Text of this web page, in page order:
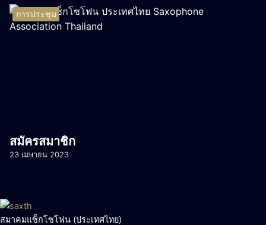
การประชุม
สมัครสมาชิก
23 เมษายน 2023
สมาคมแซ็กโซโฟน (ประเทศไทย)